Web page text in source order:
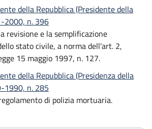
della Repubblica (Presidente della
2000, n. 396
revisione e la semplificazione
stato civile, a norma dell'art. 2,
15 maggio 1997, n. 127.
della Repubblica (Presidenza della
1990, n. 285
di polizia mortuaria.